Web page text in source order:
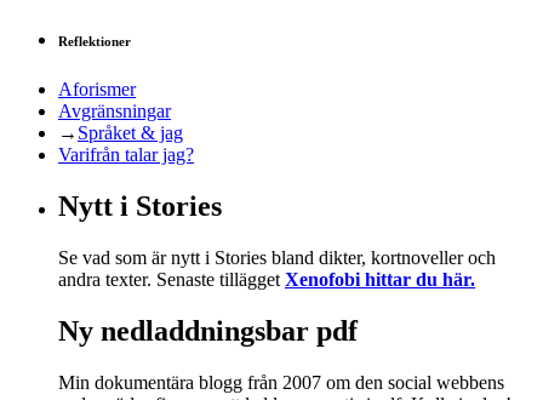
Reflektioner
Aforismer
Avgränsningar
→ Språket & jag
Varifrån talar jag?
Nytt i Stories
Se vad som är nytt i Stories bland dikter, kortnoveller och
andra texter. Senaste tillägget Xenofobi hittar du här.
Ny nedladdningsbar pdf
Min dokumentära blogg från 2007 om den social webbens